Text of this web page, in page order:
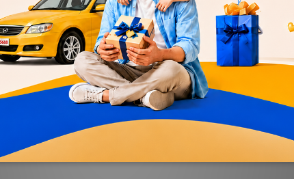
期/80元x40張搭車
享券400元+預約派車
X2次
55688【80元x45張搭車金】贈即
享券400元
NT$3,600
NT$4,000